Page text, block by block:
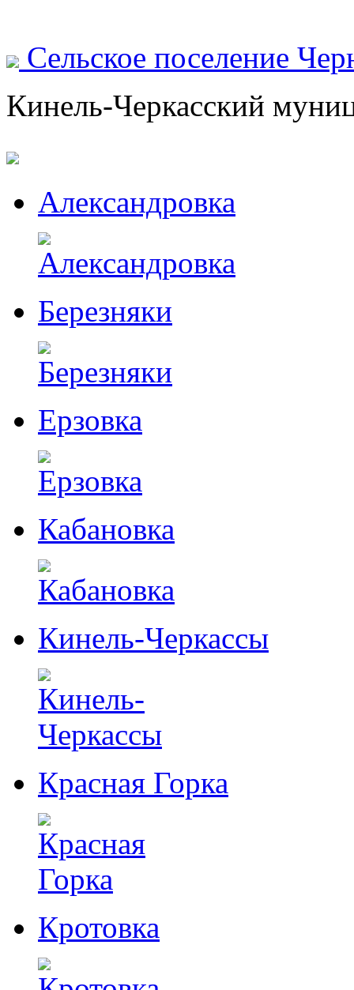
Сельское поселение
Кинель-Черкасский
Александровка
Березняки
Ерзовка
Кабановка
Кинель-Черкассы
Красная Горка
Кротовка